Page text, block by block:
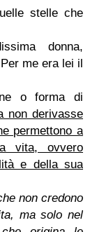
stelle che
donna,
me era lei il
o forma di
non derivasse
permettono a
vita, ovvero
e della sua
non credono
ma solo nel